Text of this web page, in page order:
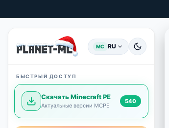
MC RU
БЫСТРЫЙ ДОСТУП
Скачать Minecraft PE
Актуальные версии MCPE
540